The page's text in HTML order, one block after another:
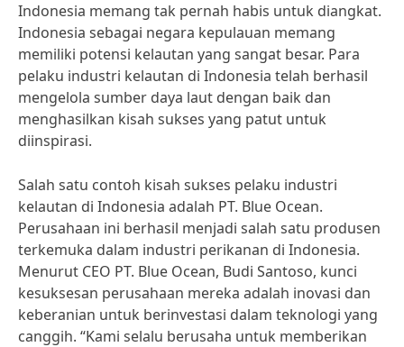
Indonesia memang tak pernah habis untuk diangkat.
Indonesia sebagai negara kepulauan memang
memiliki potensi kelautan yang sangat besar. Para
pelaku industri kelautan di Indonesia telah berhasil
mengelola sumber daya laut dengan baik dan
menghasilkan kisah sukses yang patut untuk
diinspirasi.
Salah satu contoh kisah sukses pelaku industri
kelautan di Indonesia adalah PT. Blue Ocean.
Perusahaan ini berhasil menjadi salah satu produsen
terkemuka dalam industri perikanan di Indonesia.
Menurut CEO PT. Blue Ocean, Budi Santoso, kunci
kesuksesan perusahaan mereka adalah inovasi dan
keberanian untuk berinvestasi dalam teknologi yang
canggih. “Kami selalu berusaha untuk memberikan